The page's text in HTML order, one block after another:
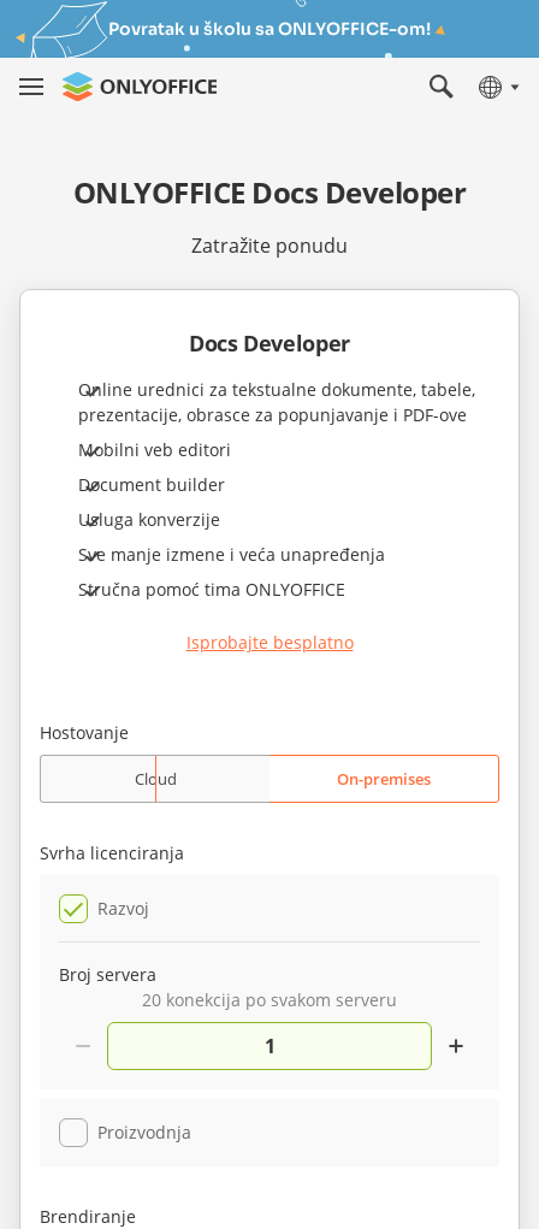
Povratak u školu sa ONLYOFFICE-om!
ONLYOFFICE Docs Developer
Zatražite ponudu
Docs Developer
Online urednici za tekstualne dokumente, tabele,
prezentacije, obrasce za popunjavanje i PDF-ove
Mobilni veb editori
Document builder
Usluga konverzije
Sve manje izmene i veća unapređenja
Stručna pomoć tima ONLYOFFICE
Isprobajte besplatno
Hostovanje
Cloud On-premises
Svrha licenciranja
Razvoj
Broj servera
20 konekcija po svakom serveru
Proizvodnja
Brendiranje